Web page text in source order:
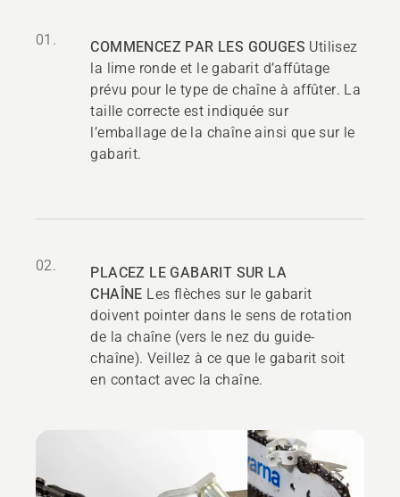
01. COMMENCEZ PAR LES GOUGES Utilisez
la lime ronde et le gabarit d’affûtage
prévu pour le type de chaîne à affûter. La
taille correcte est indiquée sur
l’emballage de la chaîne ainsi que sur le
gabarit.
02.
PLACEZ LE GABARIT SUR LA
CHAÎNE Les flèches sur le gabarit
doivent pointer dans le sens de rotation
de la chaîne (vers le nez du guide-
chaîne). Veillez à ce que le gabarit soit
en contact avec la chaîne.